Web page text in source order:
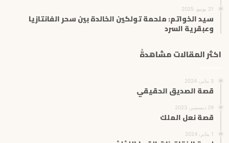
21 يونيو، 2025
سيد الخواتم: ملحمة تولكين الخالدة بين سحر الفانتازيا
وعبقرية السرد
اكثر المقالات مشاهدةً
3 يناير، 2024
قصة الصديق الحقيقي
29 ديسمبر، 2023
قصة نعل الملك
1 يناير، 2024